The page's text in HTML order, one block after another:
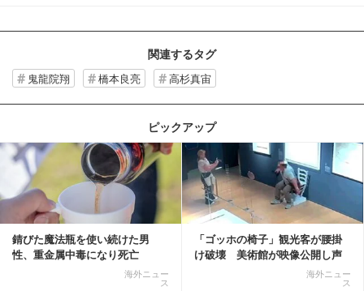
関連するタグ
鬼龍院翔 橋本良亮 高杉真宙
ピックアップ
錆びた魔法瓶を使い続けた男
性、重金属中毒になり死亡
海外ニュー
ス
「ゴッホの椅子」観光客が腰掛
け破壊 美術館が映像公開し声
海外ニュー
ス
記事を読む